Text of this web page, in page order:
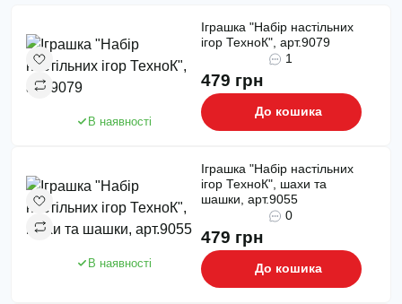
В наявності
Іграшка "Набір настільних
ігор ТехноК", арт.9079
1
479 грн
До кошика
В наявності
Іграшка "Набір настільних
ігор ТехноК", шахи та
шашки, арт.9055
0
479 грн
До кошика